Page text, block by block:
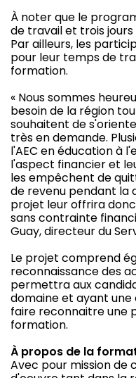
À noter que le
de travail et trois
Par ailleurs, les
pour leur temps de
formation.
« Nous sommes
besoin de la région
souhaitent de
très en demande.
l'AEC en éducation à
l'aspect financier et
les empêchent de
de revenu pendant la
projet leur offrira
sans contrainte
Guay, directeur du
Le projet comprend
reconnaissance des
permettra aux
domaine et ayant
faire reconnaitre une
formation.
À propos de la
Avec pour mission de